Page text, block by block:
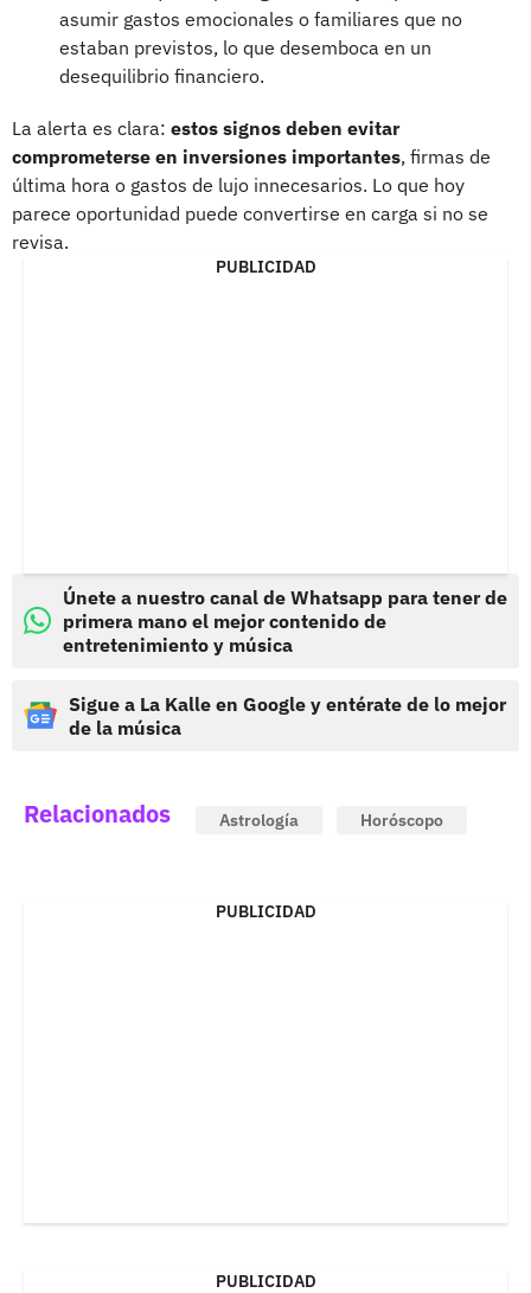
asumir gastos emocionales o familiares que no
estaban previstos, lo que desemboca en un
desequilibrio financiero.
La alerta es clara: estos signos deben evitar
comprometerse en inversiones importantes, firmas de
última hora o gastos de lujo innecesarios. Lo que hoy
parece oportunidad puede convertirse en carga si no se
revisa.
PUBLICIDAD
Únete a nuestro canal de Whatsapp para tener de
primera mano el mejor contenido de
entretenimiento y música
Sigue a La Kalle en Google y entérate de lo mejor
de la música
Relacionados Astrología Horóscopo
PUBLICIDAD
PUBLICIDAD